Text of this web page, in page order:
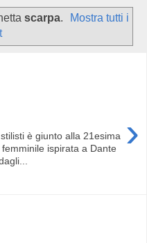
scarpa.
Mostra tutti i
›
è giunto alla 21esima
ispirata a Dante